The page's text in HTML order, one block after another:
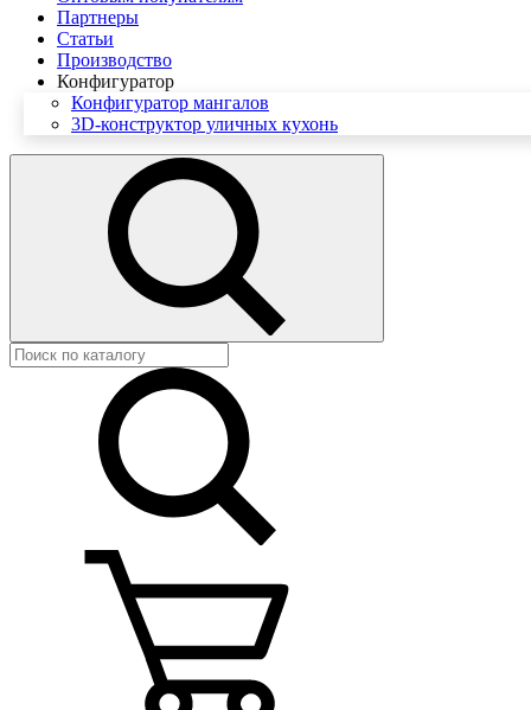
Партнеры
Статьи
Производство
Конфигуратор
Конфигуратор мангалов
3D-конструктор уличных кухонь